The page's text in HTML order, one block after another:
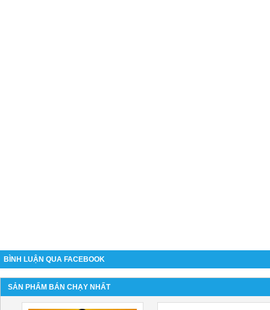
BÌNH LUẬN QUA FACEBOOK
SẢN PHẨM BÁN CHẠY NHẤT